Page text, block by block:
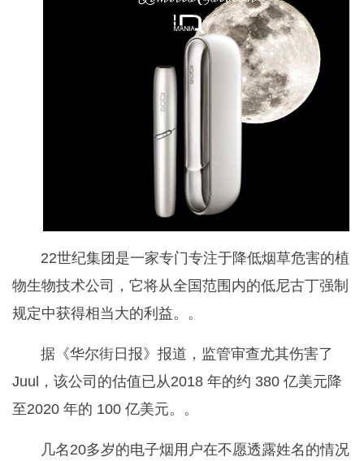
22世纪集团是一家专门专注于降低烟草危害的植
物生物技术公司，它将从全国范围内的低尼古丁强制
规定中获得相当大的利益。。
据《华尔街日报》报道，监管审查尤其伤害了
Juul，该公司的估值已从2018 年的约 380 亿美元降
至2020 年的 100 亿美元。。
几名20多岁的电子烟用户在不愿透露姓名的情况